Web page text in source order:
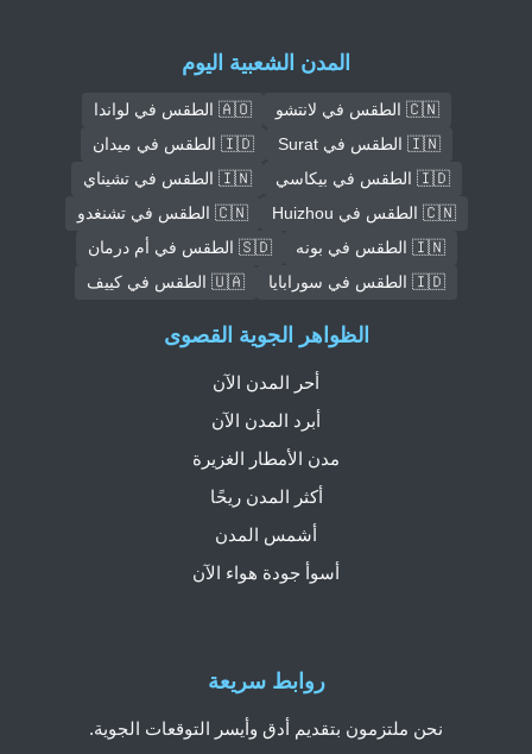
المدن الشعبية اليوم
🇨🇳 الطقس في لانتشو
🇦🇴 الطقس في لواندا
🇮🇳 الطقس في Surat
🇮🇩 الطقس في ميدان
🇮🇩 الطقس في بيكاسي
🇮🇳 الطقس في تشيناي
🇨🇳 الطقس في Huizhou
🇨🇳 الطقس في تشنغدو
🇮🇳 الطقس في بونه
🇸🇩 الطقس في أم درمان
🇮🇩 الطقس في سورابايا
🇺🇦 الطقس في كييف
روابط سريعة
نحن ملتزمون بتقديم أدق وأيسر التوقعات الجوية.
الظواهر الجوية القصوى
أحر المدن الآن
أبرد المدن الآن
مدن الأمطار الغزيرة
أكثر المدن ريحًا
أشمس المدن
أسوأ جودة هواء الآن